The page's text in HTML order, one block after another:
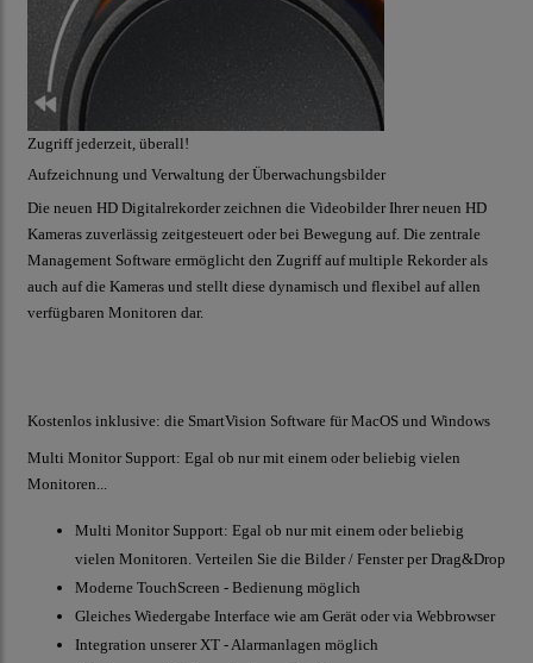
Zugriff jederzeit, überall!
Aufzeichnung und Verwaltung der Überwachungsbilder
Die neuen HD Digitalrekorder zeichnen die Videobilder Ihrer neuen HD
Kameras zuverlässig zeitgesteuert oder bei Bewegung auf. Die zentrale
Management Software ermöglicht den Zugriff auf multiple Rekorder als
auch auf die Kameras und stellt diese dynamisch und flexibel auf allen
verfügbaren Monitoren dar.
Kostenlos inklusive: die SmartVision Software für MacOS und Windows
Multi Monitor Support: Egal ob nur mit einem oder beliebig vielen
Monitoren...
Multi Monitor Support: Egal ob nur mit einem oder beliebig
vielen Monitoren. Verteilen Sie die Bilder / Fenster per Drag&Drop
Moderne TouchScreen - Bedienung möglich
Gleiches Wiedergabe Interface wie am Gerät oder via Webbrowser
Integration unserer XT - Alarmanlagen möglich